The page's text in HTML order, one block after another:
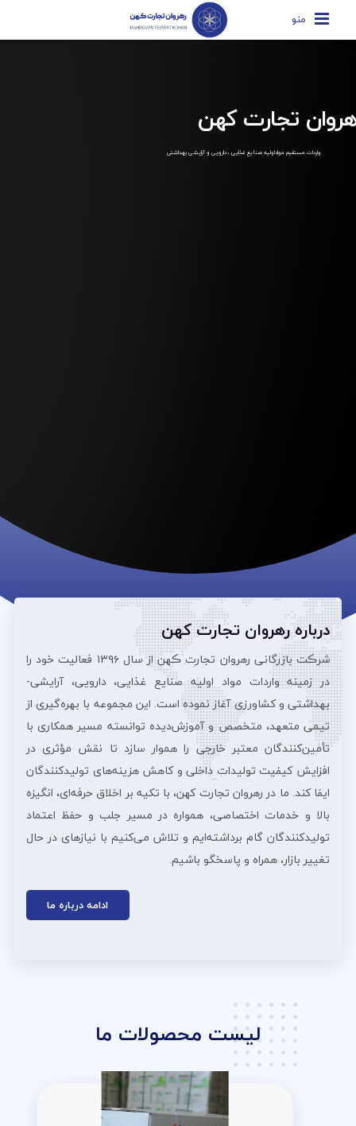
منو
تجارت کهن
واردات مستقیم مواداولیه صنایع غذایی ، دارویی و آرایشی بهداشتی
درباره رهروان تجارت کهن
شرڪت بازرگانی رهروان تجارت ڪهن از سال ۱۳۹۶ فعالیت خود را
در زمینه واردات مواد اولیه صنایع غذایی، دارویی، آرایشی‌-
بهداشتی و کشاورزی آغاز نموده است. این مجموعه با بهره‌گیری از
تیمی متعهد، متخصص و آموزش‌دیده توانسته مسیر همکاری با
تأمین‌کنندگان معتبر خارجی را هموار سازد تا نقش مؤثری در
افزایش کیفیت تولیدات داخلی و کاهش هزینه‌های تولیدکنندگان
ایفا کند. ما در رهروان تجارت کهن، با تکیه بر اخلاق حرفه‌ای، انگیزه
بالا و خدمات اختصاصی، همواره در مسیر جلب و حفظ اعتماد
تولیدکنندگان گام برداشته‌ایم و تلاش می‌کنیم با نیازهای در حال
تغییر بازار، همراه و پاسخگو باشیم.
ادامه درباره ما
لیست محصولات ما